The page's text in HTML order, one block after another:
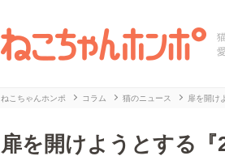
ねこちゃんホンポ コラム 猫のニュース 扉を開け
扉を開けようとする